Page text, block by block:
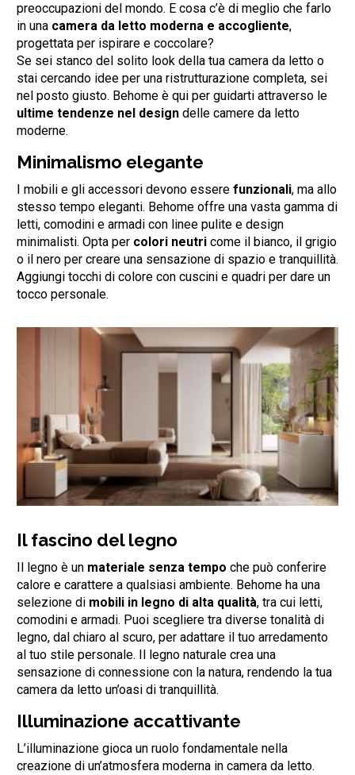
preoccupazioni del mondo. E cosa c’è di meglio che farlo
in una camera da letto moderna e accogliente,
progettata per ispirare e coccolare?
Se sei stanco del solito look della tua camera da letto o
stai cercando idee per una ristrutturazione completa, sei
nel posto giusto. Behome è qui per guidarti attraverso le
ultime tendenze nel designdelle camere da letto
moderne.
Minimalismo elegante
I mobili e gli accessori devono essere funzionali, ma allo
stesso tempo eleganti. Behome offre una vasta gamma di
letti, comodini e armadi con linee pulite e design
minimalisti. Opta per colori neutricome il bianco, il grigio
o il nero per creare una sensazione di spazio e tranquillità.
Aggiungi tocchi di colore con cuscini e quadri per dare un
tocco personale.
Il fascino del legno
Il legno è un materiale senza tempo che può conferire
calore e carattere a qualsiasi ambiente. Behome ha una
selezione di mobili in legno di alta qualità, tra cui letti,
comodini e armadi. Puoi scegliere tra diverse tonalità di
legno, dal chiaro al scuro, per adattare il tuo arredamento
al tuo stile personale. Il legno naturale crea una
sensazione di connessione con la natura, rendendo la tua
camera da letto un’oasi di tranquillità.
Illuminazione accattivante
L’illuminazione gioca un ruolo fondamentale nella
creazione di un’atmosfera moderna in camera da letto.